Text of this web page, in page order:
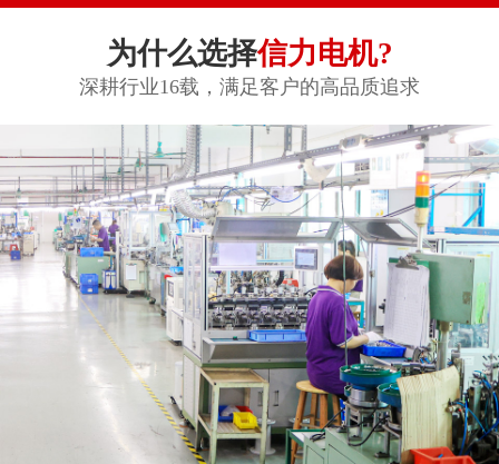
为什么选择信力电机?
深耕行业16载，满足客户的高品质追求